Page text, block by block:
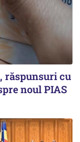
răspunsuri cu
noul PIAS